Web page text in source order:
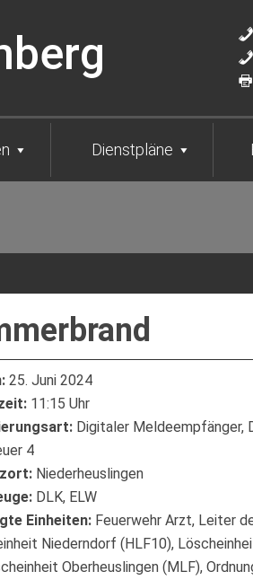
Dienstpläne
25. Juni 2024
11:15 Uhr
Digitaler Meldeempfänger,
4
Niederheuslingen
DLK, ELW
Einheiten: Feuerwehr Arzt, Leiter
Niederndorf (HLF10),
Oberheuslingen (MLF),